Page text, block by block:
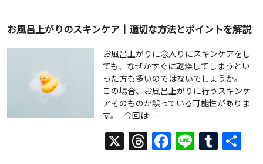
お風呂上がりのスキンケア｜適切な方法とポイントを解説
お風呂上がりに念入りにスキンケアをし
ても、なぜかすぐに乾燥してしまうとい
った方も多いのではないでしょうか。
この場合、お風呂上がりに行うスキンケ
アそのものが誤っている可能性がありま
す。 今回は…
X Threads
Facebook
Line